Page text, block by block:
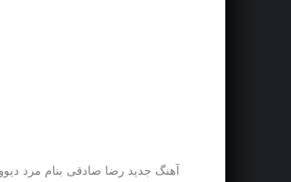
آهنگ جدید رضا صادقی بنام مرد